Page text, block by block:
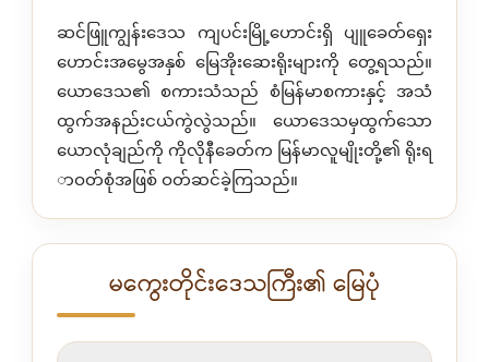
ဆင်ဖြူကျွန်းဒေသ ကျပင်းမြို့ဟောင်းရှိ ပျူခေတ်ရှေး
ဟောင်းအမွေအနှစ် မြေအိုးဆေးရိုးများကို တွေ့ရသည်။
ယောဒေသ၏ စကားသံသည် စံမြန်မာစကားနှင့် အသံ
ထွက်အနည်းငယ်ကွဲလွဲသည်။ ယောဒေသမှထွက်သော
ယောလုံချည်ကို ကိုလိုနီခေတ်က မြန်မာလူမျိုးတို့၏ ရိုးရ
ာဝတ်စုံအဖြစ် ဝတ်ဆင်ခဲ့ကြသည်။
မကွေးတိုင်းဒေသကြီး၏ မြေပုံ